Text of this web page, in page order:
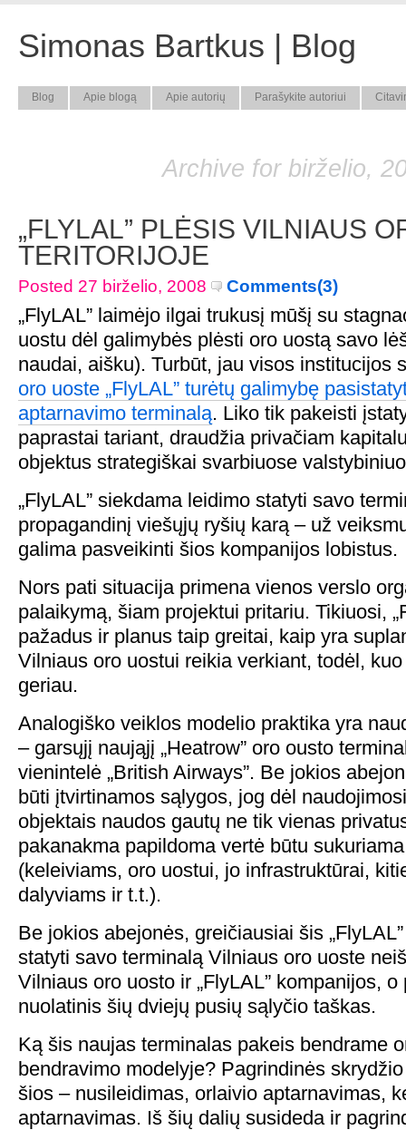
Simonas Bartkus | Blog
Blog Apie blogą Apie autorių Parašykite autoriui
Archive for birželio,
„FLYLAL” PLĖSIS VILNIAUS
TERITORIJOJE
Posted 27 birželio, 2008 Comments(3)
„FlyLAL” laimėjo ilgai trukusį mūšį su
uostu dėl galimybės plėsti oro uostą savo
naudai, aišku). Turbūt, jau visos institucijos
oro uoste „FlyLAL” turėtų galimybę
aptarnavimo terminalą. Liko tik pakeisti
paprastai tariant, draudžia privačiam
objektus strategiškai svarbiuose
„FlyLAL” siekdama leidimo statyti savo
propagandinį viešųjų ryšių karą – už
galima pasveikinti šios kompanijos lobistus.
Nors pati situacija primena vienos verslo
palaikymą, šiam projektui pritariu. Tikiuosi,
pažadus ir planus taip greitai, kaip yra
Vilniaus oro uostui reikia verkiant, todėl,
geriau.
Analogiško veiklos modelio praktika yra
– garsųjį naująjį „Heatrow” oro ousto
vienintelė „British Airways”. Be jokios
būti įtvirtinamos sąlygos, jog dėl
objektais naudos gautų ne tik vienas
pakanakma papildoma vertė būtu
(keleiviams, oro uostui, jo infrastruktūrai,
dalyviams ir t.t.).
Be jokios abejonės, greičiausiai šis
statyti savo terminalą Vilniaus oro uoste
Vilniaus oro uosto ir „FlyLAL” kompanijos,
nuolatinis šių dviejų pusių sąlyčio taškas.
Ką šis naujas terminalas pakeis bendrame
bendravimo modelyje? Pagrindinės
šios – nusileidimas, orlaivio aptarnavimas,
aptarnavimas. Iš šių dalių susideda ir